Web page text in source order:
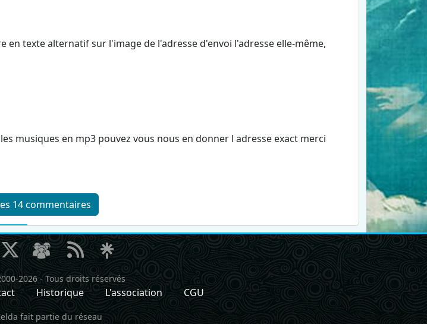
en texte alternatif sur l'image de l'adresse d'envoi l'adresse elle-même,
musiques en mp3 pouvez vous nous en donner l adresse exact merci
14 commentaires
2026- Tous droits réservés
Historique L'association CGU
fait partie du réseau